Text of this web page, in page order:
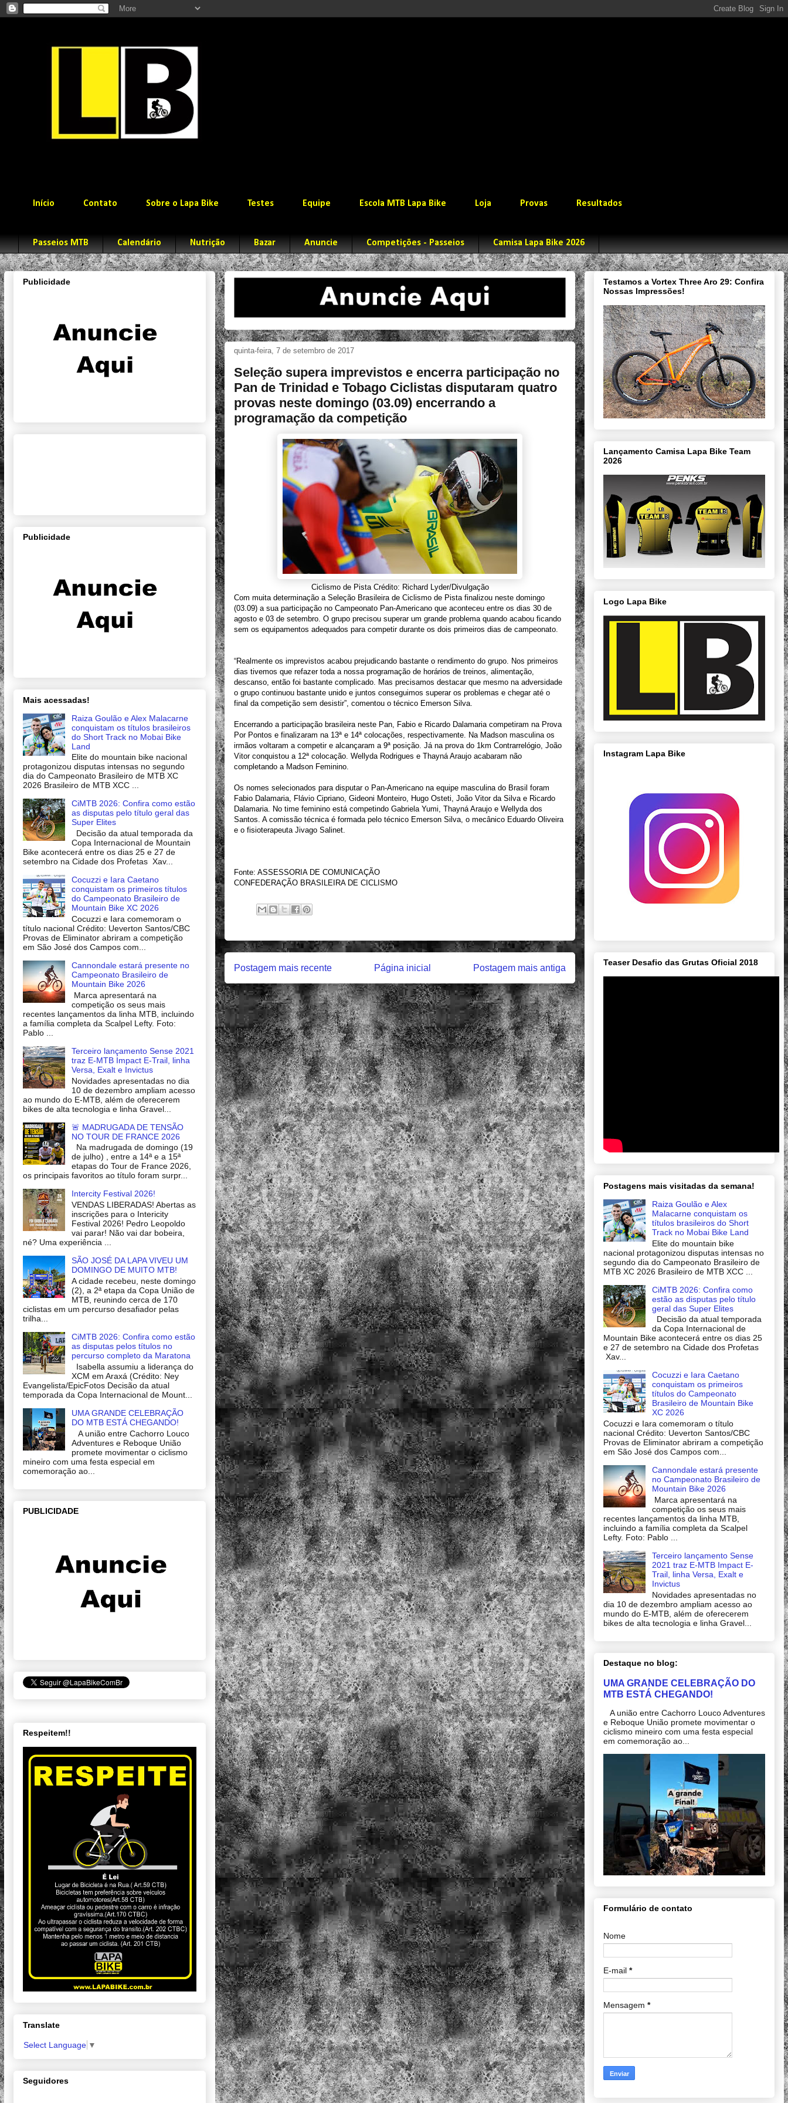
Início Contato Sobre o Lapa Bike Testes Equipe Escola MTB Lapa Bike Loja Provas Resultados
Passeios MTB Calendário Nutrição Bazar Anuncie Competições - Passeios Camisa Lapa Bike 2026
quinta-feira, 7 de setembro de 2017
Seleção supera imprevistos e encerra participação no
Pan de Trinidad e Tobago Ciclistas disputaram quatro
provas neste domingo (03.09) encerrando a
programação da competição
Ciclismo de Pista Crédito: Richard Lyder/Divulgação
Com muita determinação a Seleção Brasileira de Ciclismo de Pista finalizou neste domingo
(03.09) a sua participação no Campeonato Pan-Americano que aconteceu entre os dias 30 de
agosto e 03 de setembro. O grupo precisou superar um grande problema quando acabou ficando
sem os equipamentos adequados para competir durante os dois primeiros dias de campeonato.
“Realmente os imprevistos acabou prejudicando bastante o rendimento do grupo. Nos primeiros
dias tivemos que refazer toda a nossa programação de horários de treinos, alimentação,
descanso, então foi bastante complicado. Mas precisamos destacar que mesmo na adversidade
o grupo continuou bastante unido e juntos conseguimos superar os problemas e chegar até o
final da competição sem desistir”, comentou o técnico Emerson Silva.
Encerrando a participação brasileira neste Pan, Fabio e Ricardo Dalamaria competiram na Prova
Por Pontos e finalizaram na 13ª e 14ª colocações, respectivamente. Na Madson masculina os
irmãos voltaram a competir e alcançaram a 9ª posição. Já na prova do 1km Contrarrelógio, João
Vitor conquistou a 12ª colocação. Wellyda Rodrigues e Thayná Araujo acabaram não
completando a Madson Feminino.
Os nomes selecionados para disputar o Pan-Americano na equipe masculina do Brasil foram
Fabio Dalamaria, Flávio Cipriano, Gideoni Monteiro, Hugo Osteti, João Vitor da Silva e Ricardo
Dalamaria. No time feminino está competindo Gabriela Yumi, Thayná Araujo e Wellyda dos
Santos. A comissão técnica é formada pelo técnico Emerson Silva, o mecânico Eduardo Oliveira
e o fisioterapeuta Jivago Salinet.
Fonte: ASSESSORIA DE COMUNICAÇÃO
CONFEDERAÇÃO BRASILEIRA DE CICLISMO
Postagem mais recente Postagem mais antiga
Página inicial
Publicidade
Publicidade
Mais acessadas!
Raiza Goulão e Alex Malacarne
conquistam os títulos brasileiros
do Short Track no Mobai Bike
Land
Elite do mountain bike nacional
protagonizou disputas intensas no segundo
dia do Campeonato Brasileiro de MTB XC
2026 Brasileiro de MTB XCC ...
CiMTB 2026: Confira como estão
as disputas pelo título geral das
Super Elites
Decisão da atual temporada da
Copa Internacional de Mountain
Bike acontecerá entre os dias 25 e 27 de
setembro na Cidade dos Profetas Xav...
Cocuzzi e Iara Caetano
conquistam os primeiros títulos
do Campeonato Brasileiro de
Mountain Bike XC 2026
Cocuzzi e Iara comemoram o
título nacional Crédito: Ueverton Santos/CBC
Provas de Eliminator abriram a competição
em São José dos Campos com...
Cannondale estará presente no
Campeonato Brasileiro de
Mountain Bike 2026
Marca apresentará na
competição os seus mais
recentes lançamentos da linha MTB, incluindo
a família completa da Scalpel Lefty. Foto:
Pablo ...
Terceiro lançamento Sense 2021
traz E-MTB Impact E-Trail, linha
Versa, Exalt e Invictus
Novidades apresentadas no dia
10 de dezembro ampliam acesso
ao mundo do E-MTB, além de oferecerem
bikes de alta tecnologia e linha Gravel...
🚨 MADRUGADA DE TENSÃO
NO TOUR DE FRANCE 2026
Na madrugada de domingo (19
de julho) , entre a 14ª e a 15ª
etapas do Tour de France 2026,
os principais favoritos ao título foram surpr...
Intercity Festival 2026!
VENDAS LIBERADAS! Abertas as
inscrições para o Intericity
Festival 2026! Pedro Leopoldo
vai parar! Não vai dar bobeira,
né? Uma experiência ...
SÃO JOSÉ DA LAPA VIVEU UM
DOMINGO DE MUITO MTB!
A cidade recebeu, neste domingo
(2), a 2ª etapa da Copa União de
MTB, reunindo cerca de 170
ciclistas em um percurso desafiador pelas
trilha...
CiMTB 2026: Confira como estão
as disputas pelos títulos no
percurso completo da Maratona
Isabella assumiu a liderança do
XCM em Araxá (Crédito: Ney
Evangelista/EpicFotos Decisão da atual
temporada da Copa Internacional de Mount...
UMA GRANDE CELEBRAÇÃO
DO MTB ESTÁ CHEGANDO!
A união entre Cachorro Louco
Adventures e Reboque União
promete movimentar o ciclismo
mineiro com uma festa especial em
comemoração ao...
PUBLICIDADE
Respeitem!!
Translate
Select Language ▼
Seguidores
Testamos a Vortex Three Aro 29: Confira
Nossas Impressões!
Lançamento Camisa Lapa Bike Team
2026
Logo Lapa Bike
Instagram Lapa Bike
Teaser Desafio das Grutas Oficial 2018
Postagens mais visitadas da semana!
Raiza Goulão e Alex
Malacarne conquistam os
títulos brasileiros do Short
Track no Mobai Bike Land
Elite do mountain bike
nacional protagonizou disputas intensas no
segundo dia do Campeonato Brasileiro de
MTB XC 2026 Brasileiro de MTB XCC ...
CiMTB 2026: Confira como
estão as disputas pelo título
geral das Super Elites
Decisão da atual temporada
da Copa Internacional de
Mountain Bike acontecerá entre os dias 25
e 27 de setembro na Cidade dos Profetas
Xav...
Cocuzzi e Iara Caetano
conquistam os primeiros
títulos do Campeonato
Brasileiro de Mountain Bike
XC 2026
Cocuzzi e Iara comemoram o título
nacional Crédito: Ueverton Santos/CBC
Provas de Eliminator abriram a competição
em São José dos Campos com...
Cannondale estará presente
no Campeonato Brasileiro de
Mountain Bike 2026
Marca apresentará na
competição os seus mais
recentes lançamentos da linha MTB,
incluindo a família completa da Scalpel
Lefty. Foto: Pablo ...
Terceiro lançamento Sense
2021 traz E-MTB Impact E-
Trail, linha Versa, Exalt e
Invictus
Novidades apresentadas no
dia 10 de dezembro ampliam acesso ao
mundo do E-MTB, além de oferecerem
bikes de alta tecnologia e linha Gravel...
Destaque no blog:
UMA GRANDE CELEBRAÇÃO DO
MTB ESTÁ CHEGANDO!
A união entre Cachorro Louco Adventures
e Reboque União promete movimentar o
ciclismo mineiro com uma festa especial
em comemoração ao...
Formulário de contato
Nome
E-mail *
Mensagem *